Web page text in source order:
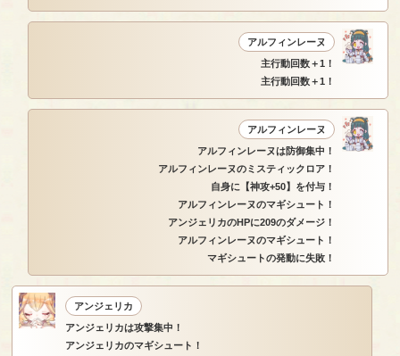
アルフィンレーヌ
主行動回数＋1！
主行動回数＋1！
アルフィンレーヌ
アルフィンレーヌは防御集中！
アルフィンレーヌのミスティックロア！
自身に【神攻+50】を付与！
アルフィンレーヌのマギシュート！
アンジェリカのHPに209のダメージ！
アルフィンレーヌのマギシュート！
マギシュートの発動に失敗！
アンジェリカ
アンジェリカは攻撃集中！
アンジェリカのマギシュート！